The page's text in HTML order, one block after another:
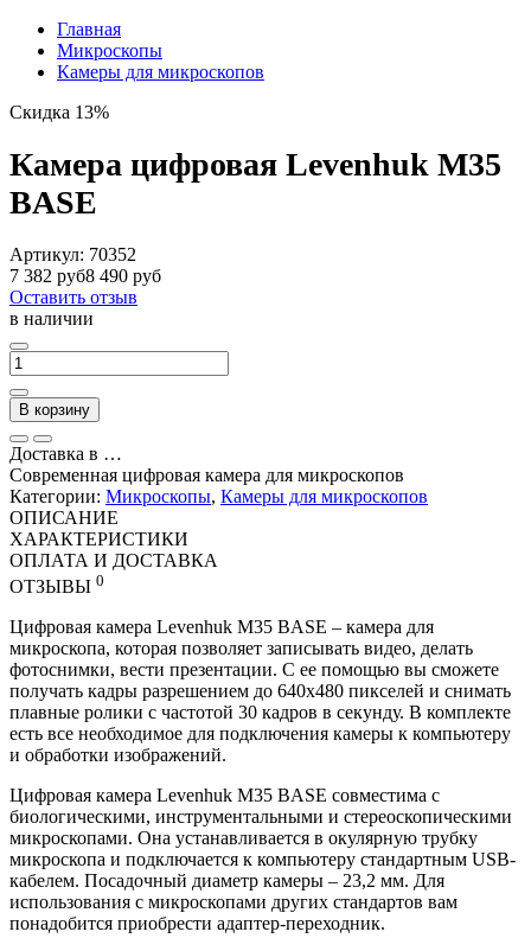
Главная
Микроскопы
Камеры для микроскопов
Скидка 13%
Камера цифровая Levenhuk M35
BASE
Артикул: 70352
7 382 руб8 490 руб
Оставить отзыв
в наличии
В корзину
Доставка в …
Современная цифровая камера для микроскопов
Категории: Микроскопы, Камеры для микроскопов
ОПИСАНИЕ
ХАРАКТЕРИСТИКИ
ОПЛАТА И ДОСТАВКА
ОТЗЫВЫ 0
Цифровая камера Levenhuk M35 BASE – камера для
микроскопа, которая позволяет записывать видео, делать
фотоснимки, вести презентации. С ее помощью вы сможете
получать кадры разрешением до 640х480 пикселей и снимать
плавные ролики с частотой 30 кадров в секунду. В комплекте
есть все необходимое для подключения камеры к компьютеру
и обработки изображений.
Цифровая камера Levenhuk M35 BASE совместима с
биологическими, инструментальными и стереоскопическими
микроскопами. Она устанавливается в окулярную трубку
микроскопа и подключается к компьютеру стандартным USB-
кабелем. Посадочный диаметр камеры – 23,2 мм. Для
использования с микроскопами других стандартов вам
понадобится приобрести адаптер-переходник.